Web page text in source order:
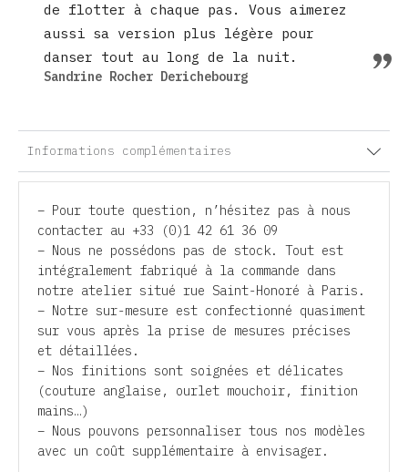
de flotter à chaque pas. Vous aimerez
aussi sa version plus légère pour
danser tout au long de la nuit.
Sandrine Rocher Derichebourg
Informations complémentaires
– Pour toute question, n’hésitez pas à nous
contacter au +33 (0)1 42 61 36 09
– Nous ne possédons pas de stock. Tout est
intégralement fabriqué à la commande dans
notre atelier situé rue Saint-Honoré à Paris.
– Notre sur-mesure est confectionné quasiment
sur vous après la prise de mesures précises
et détaillées.
– Nos finitions sont soignées et délicates
(couture anglaise, ourlet mouchoir, finition
mains…)
– Nous pouvons personnaliser tous nos modèles
avec un coût supplémentaire à envisager.